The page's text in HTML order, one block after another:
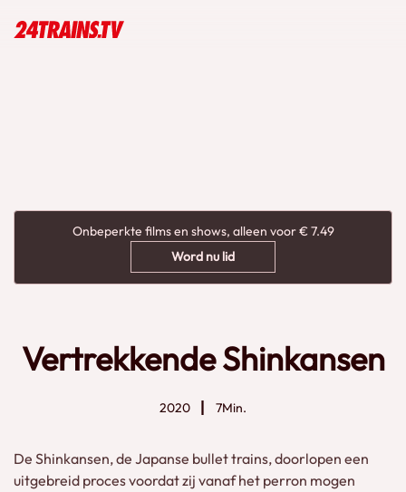
Onbeperkte films en shows, alleen voor € 7.49
Word nu lid
Vertrekkende Shinkansen
2020 7Min.
De Shinkansen, de Japanse bullet trains, doorlopen een
uitgebreid proces voordat zij vanaf het perron mogen